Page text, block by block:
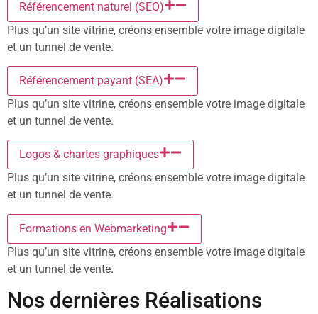
Référencement naturel (SEO)
Plus qu’un site vitrine, créons ensemble votre image digitale
et un tunnel de vente.
Référencement payant (SEA)
Plus qu’un site vitrine, créons ensemble votre image digitale
et un tunnel de vente.
Logos & chartes graphiques
Plus qu’un site vitrine, créons ensemble votre image digitale
et un tunnel de vente.
Formations en Webmarketing
Plus qu’un site vitrine, créons ensemble votre image digitale
et un tunnel de vente.
Nos dernières Réalisations